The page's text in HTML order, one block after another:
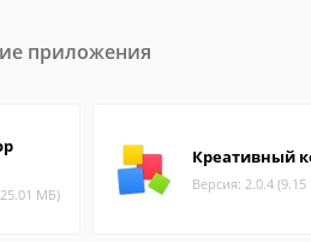
приложения
МБ)
Креативный
Версия: 2.0.4